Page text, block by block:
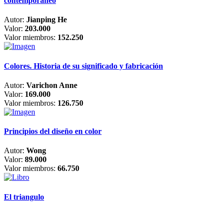
Autor: Jianping He
Valor: 203.000
Valor miembros: 152.250
Colores. Historia de su significado y fabricación
Autor: Varichon Anne
Valor: 169.000
Valor miembros: 126.750
Principios del diseño en color
Autor: Wong
Valor: 89.000
Valor miembros: 66.750
El triangulo